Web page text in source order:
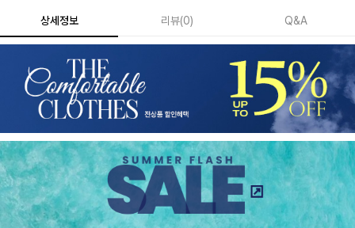
상세정보 리뷰(0) Q&A